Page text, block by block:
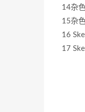
14杂
15杂
16
17